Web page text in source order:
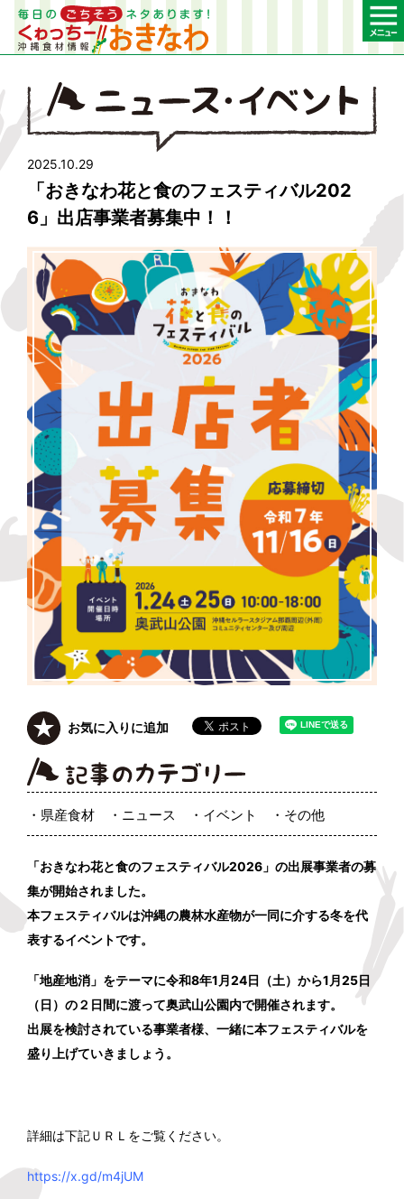
2025.10.29
「おきなわ花と食のフェスティバル202
6」出店事業者募集中！！
お気に入りに追加
県産食材 ニュース イベント その他
「おきなわ花と食のフェスティバル2026」の出展事業者の募
集が開始されました。
本フェスティバルは沖縄の農林水産物が一同に介する冬を代
表するイベントです。
「地産地消」をテーマに令和8年1月24日（土）から1月25日
（日）の２日間に渡って奥武山公園内で開催されます。
出展を検討されている事業者様、一緒に本フェスティバルを
盛り上げていきましょう。
詳細は下記ＵＲＬをご覧ください。
https://x.gd/m4jUM